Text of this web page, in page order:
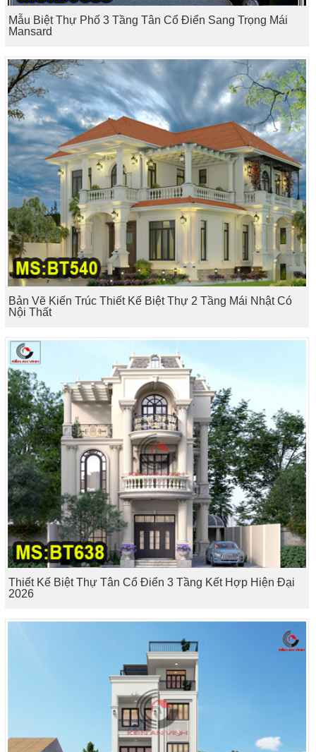
Mẫu Biệt Thự Phố 3 Tầng Tân Cổ Điển Sang Trọng Mái
Mansard
Bản Vẽ Kiến Trúc Thiết Kế Biệt Thự 2 Tầng Mái Nhật Có
Nội Thất
Thiết Kế Biệt Thự Tân Cổ Điển 3 Tầng Kết Hợp Hiện Đại
2026